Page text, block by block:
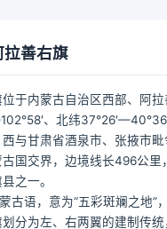
拉善右旗
位于内蒙古自治区西部、阿
、北纬
与甘肃省酒泉市、张掖市
国交界，边境线长496公里
之一。
古语，意为“五彩斑斓之地”
分为左、右两翼的建制传统